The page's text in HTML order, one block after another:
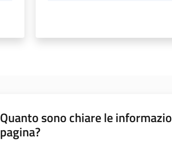
Quanto sono chiare le
pagina?